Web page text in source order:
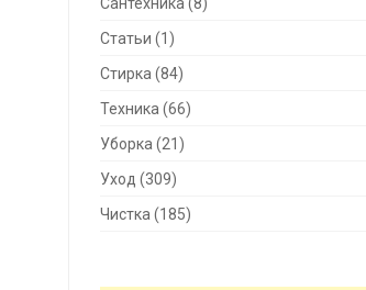
Статьи (1)
Стирка (84)
Техника (66)
Уборка (21)
Уход (309)
Чистка (185)